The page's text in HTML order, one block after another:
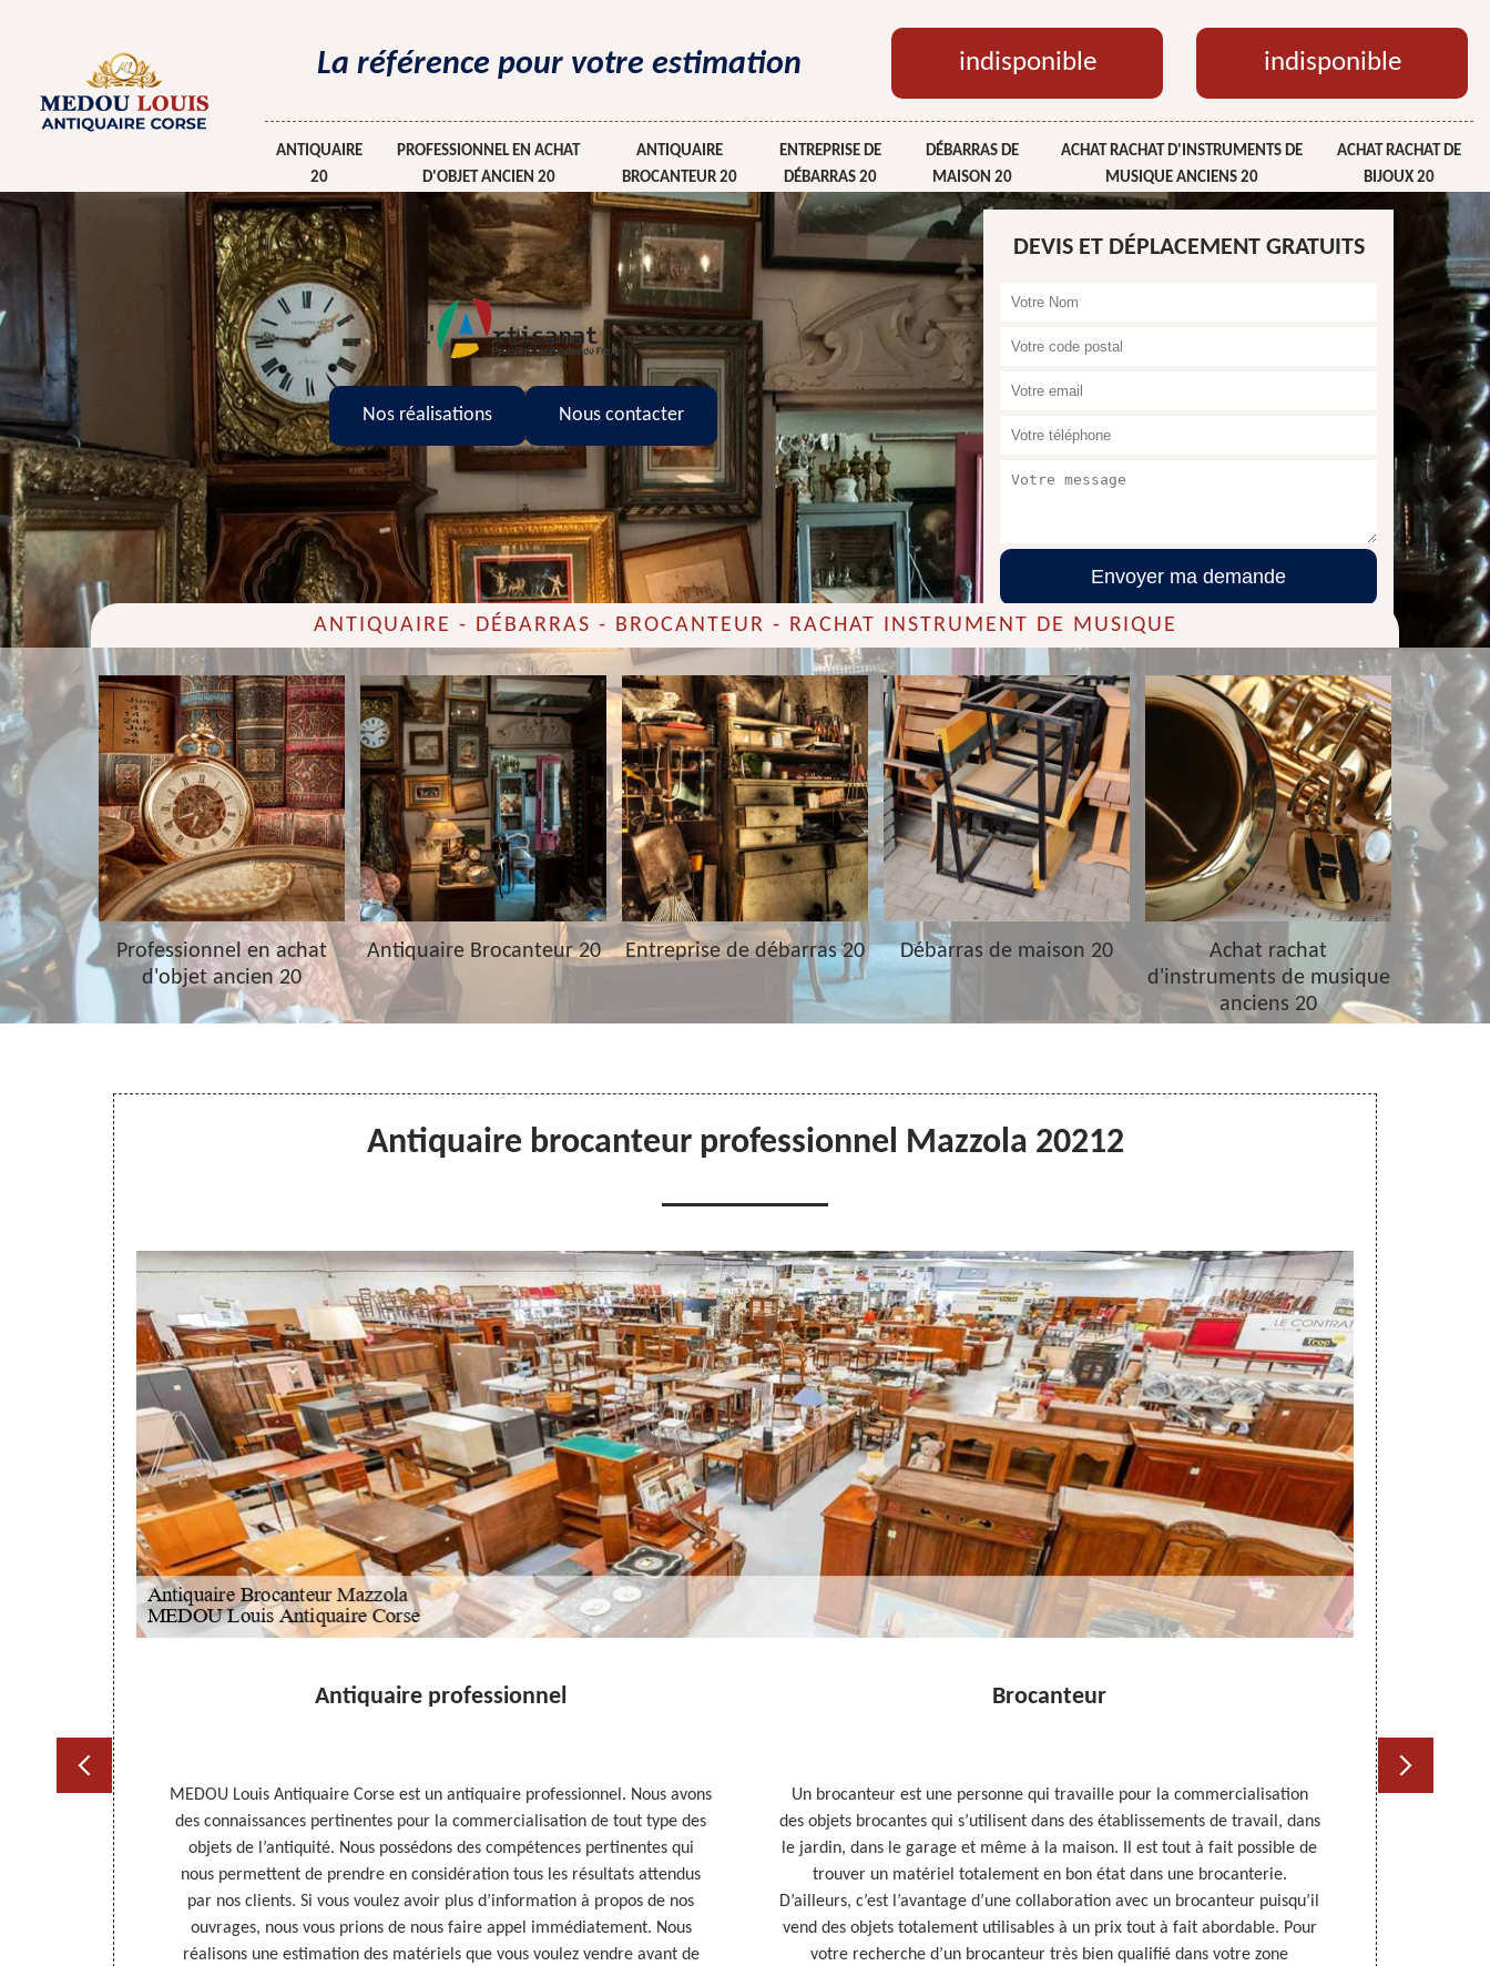
La référence pour votre estimation indisponible indisponible
ANTIQUAIRE
20
PROFESSIONNEL EN ACHAT
D'OBJET ANCIEN 20
ANTIQUAIRE
BROCANTEUR 20
ENTREPRISE DE
DÉBARRAS 20
DÉBARRAS DE
MAISON 20
ACHAT RACHAT D'INSTRUMENTS DE
MUSIQUE ANCIENS 20
ACHAT RACHAT DE
BIJOUX 20
Nos réalisations Nous contacter
DEVIS ET DÉPLACEMENT GRATUITS
ANTIQUAIRE - DÉBARRAS - BROCANTEUR - RACHAT INSTRUMENT DE MUSIQUE
Professionnel en achat
d'objet ancien 20
Antiquaire Brocanteur 20 Entreprise de débarras 20 Débarras de maison 20
Achat rachat
d'instruments de musique
anciens 20
Achat
Antiquaire brocanteur professionnel Mazzola 20212
facile à
Antiquaire professionnel
MEDOU Louis Antiquaire Corse est un antiquaire professionnel. Nous avons
des connaissances pertinentes pour la commercialisation de tout type des
objets de l’antiquité. Nous possédons des compétences pertinentes qui
nous permettent de prendre en considération tous les résultats attendus
par nos clients. Si vous voulez avoir plus d’information à propos de nos
ouvrages, nous vous prions de nous faire appel immédiatement. Nous
réalisons une estimation des matériels que vous voulez vendre avant de
Brocanteur
Un brocanteur est une personne qui travaille pour la commercialisation
des objets brocantes qui s’utilisent dans des établissements de travail, dans
le jardin, dans le garage et même à la maison. Il est tout à fait possible de
trouver un matériel totalement en bon état dans une brocanterie.
D’ailleurs, c’est l’avantage d’une collaboration avec un brocanteur puisqu’il
vend des objets totalement utilisables à un prix tout à fait abordable. Pour
votre recherche d’un brocanteur très bien qualifié dans votre zone
Pour la